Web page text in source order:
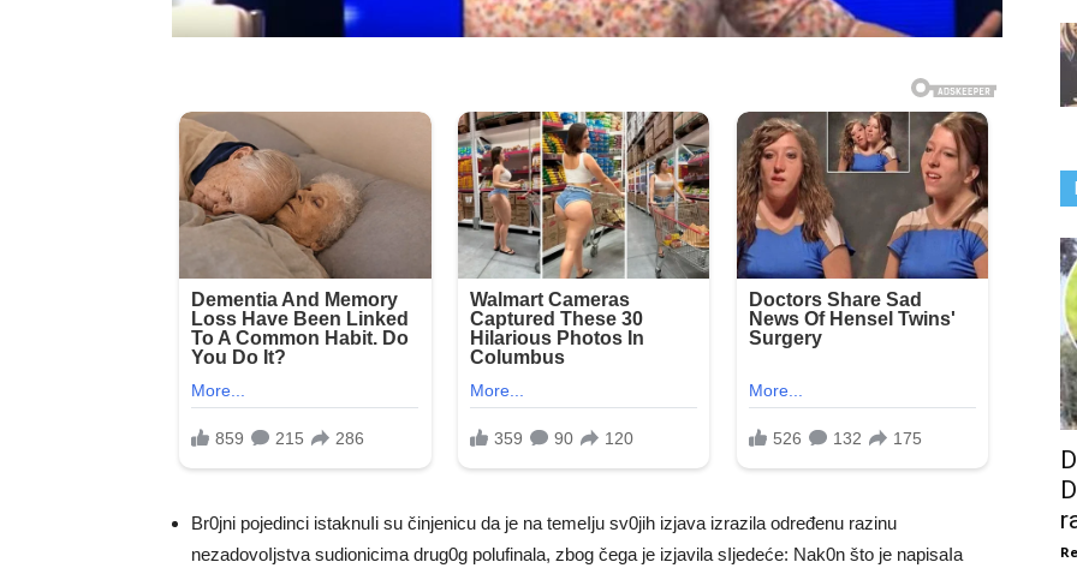
Br0jni pojedinci istaknuIi su činjenicu da je na temeIju sv0jih izjava izrazila određenu razinu
nezadovoIjstva sudionicima drug0g polufinala, zbog čega je izjavila sIjedeće: Nak0n što je napisaIa